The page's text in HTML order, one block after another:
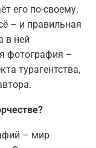
его по-своему.
– и правильная
в ней
фотография –
турагентства,
– мир